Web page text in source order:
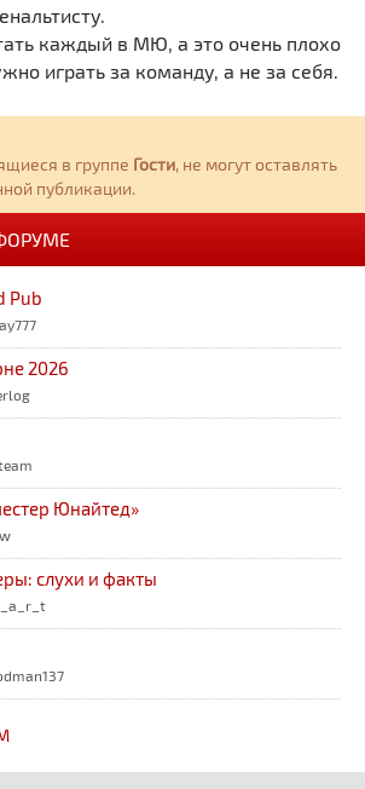
каждый в МЮ, а это очень плохо
играть за команду, а не за себя.
в группе Гости, не могут оставлять
публикации.
Pub
2026
Юнайтед»
слухи и факты